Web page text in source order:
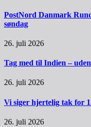
PostNord Danmark
søndag
26. juli 2026
Tag med til Indien –
26. juli 2026
Vi siger hjertelig tak for
26. juli 2026